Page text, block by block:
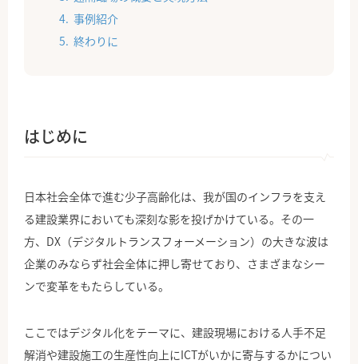
事例紹介
終わりに
はじめに
日本社会全体で進む少子高齢化は、我が国のインフラを支え
る建設業界においても深刻な影を投げかけている。その一
方、DX（デジタルトランスフォーメーション）の大きな波は
企業のみならず社会全体に押し寄せており、さまざまなシー
ンで変革をもたらしている。
ここではデジタル化をテーマに、建設現場における人手不足
解消や建設施工の生産性向上にICTがいかに寄与するかについ